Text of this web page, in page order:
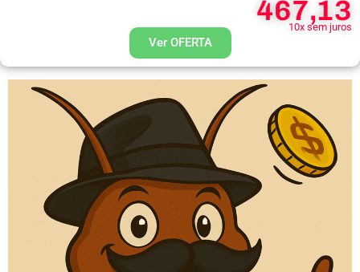
467,13
10x sem juros
Ver OFERTA